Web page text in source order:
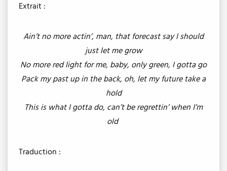
Extrait :
Ain’t no more actin’, man, that forecast say I should
just let me grow
No more red light for me, baby, only green, I gotta go
Pack my past up in the back, oh, let my future take a
hold
This is what I gotta do, can’t be regrettin’ when I’m
old
Traduction :